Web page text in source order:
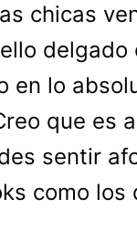
chicas
delgado
en lo
que es
sentir
como los